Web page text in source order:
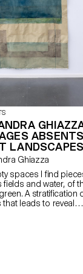
Ghiazza
spaces I find
fields and water, of
of
leads to reveal